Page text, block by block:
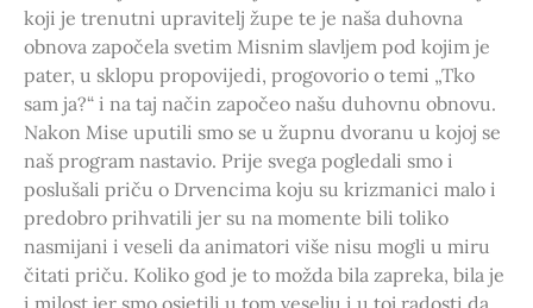
koji je trenutni upravitelj župe te je naša duhovna
obnova započela svetim Misnim slavljem pod kojim je
pater, u sklopu propovijedi, progovorio o temi „Tko
sam ja?“ i na taj način započeo našu duhovnu obnovu.
Nakon Mise uputili smo se u župnu dvoranu u kojoj se
naš program nastavio. Prije svega pogledali smo i
poslušali priču o Drvencima koju su krizmanici malo i
predobro prihvatili jer su na momente bili toliko
nasmijani i veseli da animatori više nisu mogli u miru
čitati priču. Koliko god je to možda bila zapreka, bila je